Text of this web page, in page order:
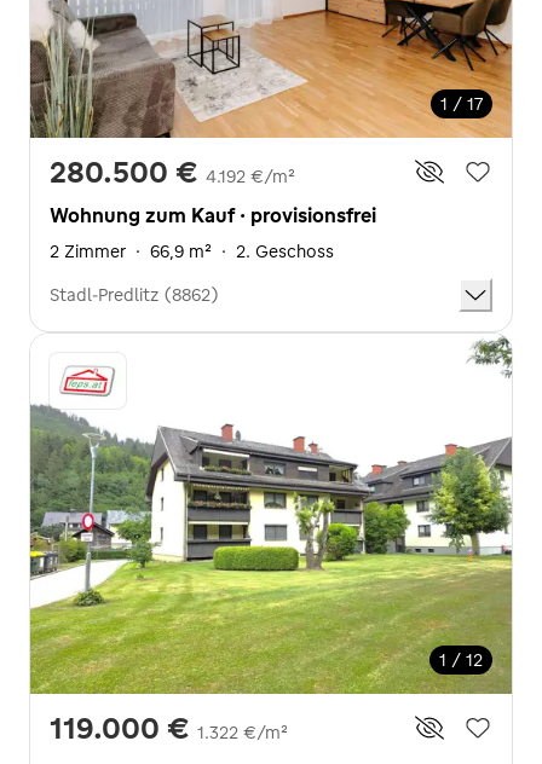
1 / 17
280.500 € 4.192 €/m²
Wohnung zum Kauf · provisionsfrei
2 Zimmer · 66,9 m² · 2. Geschoss
Stadl-Predlitz (8862)
1 / 12
119.000 € 1.322 €/m²